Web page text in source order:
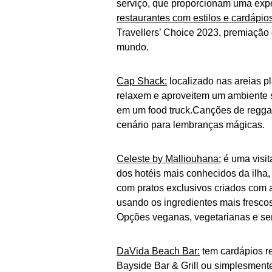
serviço, que proporcionam uma
restaurantes com estilos e
Travellers’ Choice 2023,
mundo.
Cap Shack: localizado nas areias
relaxem e aproveitem um
em um food truck.Canções de
cenário para lembranças mágicas.
Celeste by Malliouhana: é uma
dos hotéis mais conhecidos da
com pratos exclusivos criados com
usando os ingredientes mais
Opções veganas, vegetarianas e
DaVida Beach Bar: tem cardápios
Bayside Bar & Grill ou